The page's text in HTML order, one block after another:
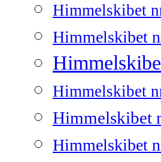
Himmelskibet
Himmelskibet
Himmelskibet
Himmelskibet
Himmelskibet